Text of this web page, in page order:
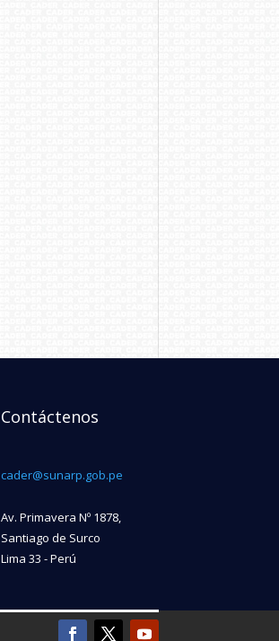
Contáctenos
cader@sunarp.gob.pe
Av. Primavera Nº 1878,
Santiago de Surco
Lima 33 - Perú